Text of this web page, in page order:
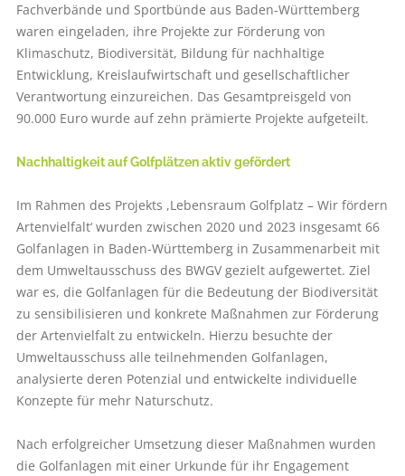
Fachverbände und Sportbünde aus Baden-Württemberg
waren eingeladen, ihre Projekte zur Förderung von
Klimaschutz, Biodiversität, Bildung für nachhaltige
Entwicklung, Kreislaufwirtschaft und gesellschaftlicher
Verantwortung einzureichen. Das Gesamtpreisgeld von
90.000 Euro wurde auf zehn prämierte Projekte aufgeteilt.
Nachhaltigkeit auf Golfplätzen aktiv gefördert
Im Rahmen des Projekts ,Lebensraum Golfplatz – Wir fördern
Artenvielfalt‘ wurden zwischen 2020 und 2023 insgesamt 66
Golfanlagen in Baden-Württemberg in Zusammenarbeit mit
dem Umweltausschuss des BWGV gezielt aufgewertet. Ziel
war es, die Golfanlagen für die Bedeutung der Biodiversität
zu sensibilisieren und konkrete Maßnahmen zur Förderung
der Artenvielfalt zu entwickeln. Hierzu besuchte der
Umweltausschuss alle teilnehmenden Golfanlagen,
analysierte deren Potenzial und entwickelte individuelle
Konzepte für mehr Naturschutz.
Nach erfolgreicher Umsetzung dieser Maßnahmen wurden
die Golfanlagen mit einer Urkunde für ihr Engagement